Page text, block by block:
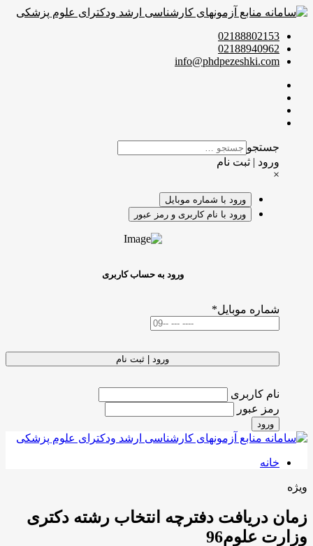
02188802153
02188940962
info@phdpezeshki.com
جستجو
ورود | ثبت نام
×
ورود با شماره موبایل
ورود با نام کاربری و رمز عبور
ورود به حساب کاربری
شماره موبایل*
ورود | ثبت نام
نام کاربری
رمز عبور
ورود
خانه
ویژه
زمان دریافت دفترچه انتخاب رشته دکتری
وزارت علوم96